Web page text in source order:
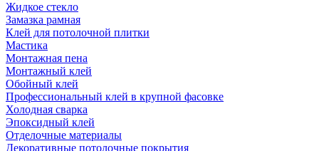
Жидкое стекло
Замазка рамная
Клей для потолочной плитки
Мастика
Монтажная пена
Монтажный клей
Обойный клей
Профессиональный клей в крупной фасовке
Холодная сварка
Эпоксидный клей
Отделочные материалы
Декоративные потолочные покрытия